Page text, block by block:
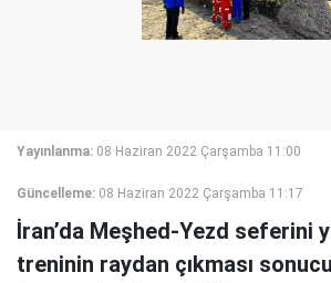
Yayınlanma: 08 Haziran 2022 Çarşamba 11:00
Güncelleme: 08 Haziran 2022 Çarşamba 11:17
İran’da Meşhed-Yezd seferini
treninin raydan çıkması